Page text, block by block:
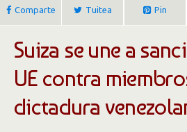
Comparte Tuitea Pin
Suiza se une a
UE contra
dictadura